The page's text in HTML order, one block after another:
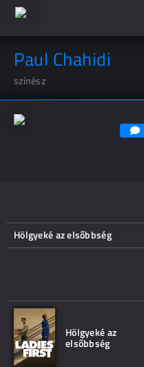
Paul Chahidi
színész
Hölgyeké az elsőbbség
Hölgyeké az
elsőbbség